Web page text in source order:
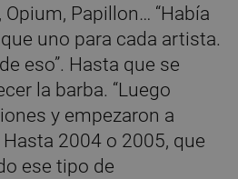
Papillon… “Había
uno para cada artista.
eso”. Hasta que se
la barba. “Luego
y empezaron a
Hasta 2004 o 2005, que
ese tipo de